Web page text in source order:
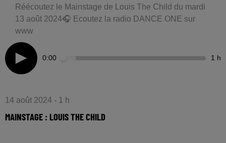
Réécoutez le Mainstage de Louis The Child du mardi
13 août 2024🎧 Ecoutez la radio DANCE ONE sur
www
0:00 1 h
14 août 2024 - 1 h
MAINSTAGE : LOUIS THE CHILD